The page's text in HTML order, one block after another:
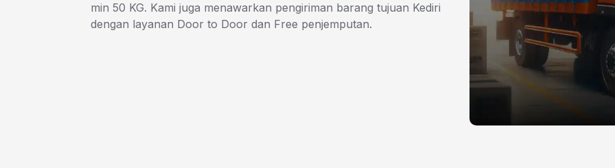
min 50 KG. Kami juga menawarkan pengiriman barang tujuan Kediri
dengan layanan Door to Door dan Free penjemputan.